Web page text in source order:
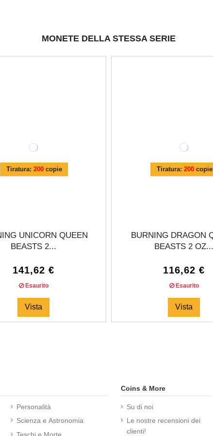
MONETE DELLA STESSA SERIE
Tiratura: 200copie
UNICORN QUEEN
BEASTS 2...
141,62 €
Esaurito
Vista
Tiratura: 200copie
BURNING DRAGON
BEASTS 2 OZ...
116,62 €
Esaurito
Vista
Personalità
Scienza e Astronomia
Teschi e Morte
Coins & More
Su di noi
Le nostre recensioni dei
clienti!